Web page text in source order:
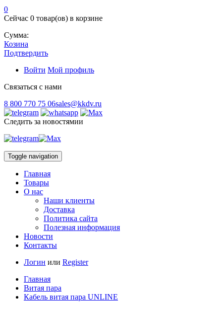
0
Сейчас 0 товар(ов) в корзине
Сумма:
Козина
Подтвердить
Войти Мой профиль
Связаться с нами
8 800 770 75 06sales@kkdv.ru
Следить за новостямии
Toggle navigation
Главная
Товары
О нас
Наши клиенты
Доставка
Политика сайта
Полезная информация
Новости
Контакты
Логин или Register
Главная
Витая пара
Кабель витая пара UNLINE